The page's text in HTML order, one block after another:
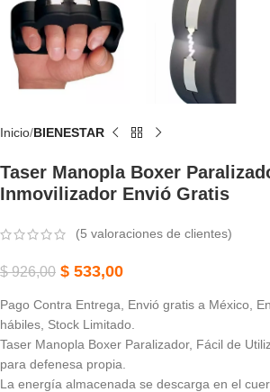
Inicio BIENESTAR
Taser Manopla Boxer
Inmovilizador Envió Gratis
(5 valoraciones de clientes)
$926,00 $ 533,00
Pago Contra Entrega, Envió gratis a México,
hábiles, Stock Limitado.
Taser Manopla Boxer Paralizador, Fácil de
para defenesa propia.
La energía almacenada se descarga en el